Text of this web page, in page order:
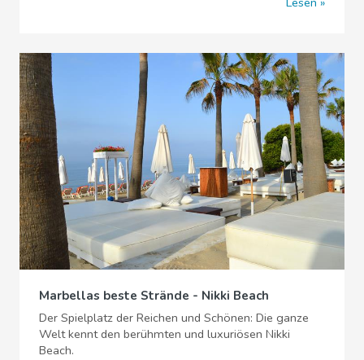
Marbellas beste Strände - Nikki Beach
Der Spielplatz der Reichen und Schönen: Die ganze
Welt kennt den berühmten und luxuriösen Nikki
Beach.